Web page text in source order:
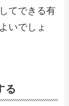
てできる有
いでしょ
る